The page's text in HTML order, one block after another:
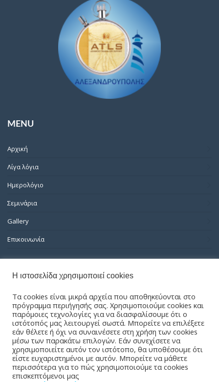
MENU
Αρχική
Λίγα λόγια
Ημερολόγιο
Σεμινάρια
Gallery
Επικοινωνία
ΠΡΟΣΦΑΤΑ ΝΕΑ
(22 – 23 – Μαρτίου 2025)
March 1, 2023
ΑΚΟΛΟΥΘΗΣΤΕ ΜΑΣ
Η ιστοσελίδα χρησιμοποιεί cookies
Τα cookies είναι μικρά αρχεία που αποθηκεύονται στο
πρόγραμμα περιήγησής σας. Χρησιμοποιούμε cookies και
παρόμοιες τεχνολογίες για να διασφαλίσουμε ότι ο
ιστότοπός μας λειτουργεί σωστά. Μπορείτε να επιλέξετε
εάν θέλετε ή όχι να συναινέσετε στη χρήση των cookies
μέσω των παρακάτω επιλογών. Εάν συνεχίσετε να
χρησιμοποιείτε αυτόν τον ιστότοπο, θα υποθέσουμε ότι
είστε ευχαριστημένοι με αυτόν. Μπορείτε να μάθετε
περισσότερα για το πώς χρησιμοποιούμε τα cookies
επισκεπτόμενοι μας